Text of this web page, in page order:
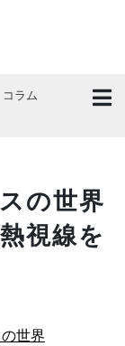
コラム
の世界
視線を
世界